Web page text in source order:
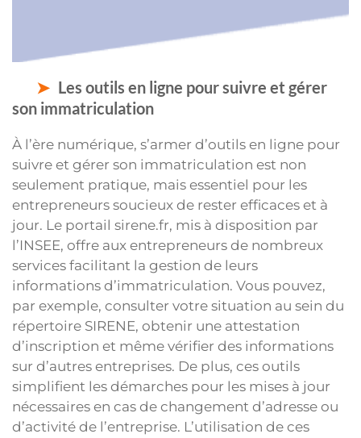
Les outils en ligne pour suivre et gérer
son immatriculation
À l’ère numérique, s’armer d’outils en ligne pour
suivre et gérer son immatriculation est non
seulement pratique, mais essentiel pour les
entrepreneurs soucieux de rester efficaces et à
jour. Le portail sirene.fr, mis à disposition par
l’INSEE, offre aux entrepreneurs de nombreux
services facilitant la gestion de leurs
informations d’immatriculation. Vous pouvez,
par exemple, consulter votre situation au sein du
répertoire SIRENE, obtenir une attestation
d’inscription et même vérifier des informations
sur d’autres entreprises. De plus, ces outils
simplifient les démarches pour les mises à jour
nécessaires en cas de changement d’adresse ou
d’activité de l’entreprise. L’utilisation de ces